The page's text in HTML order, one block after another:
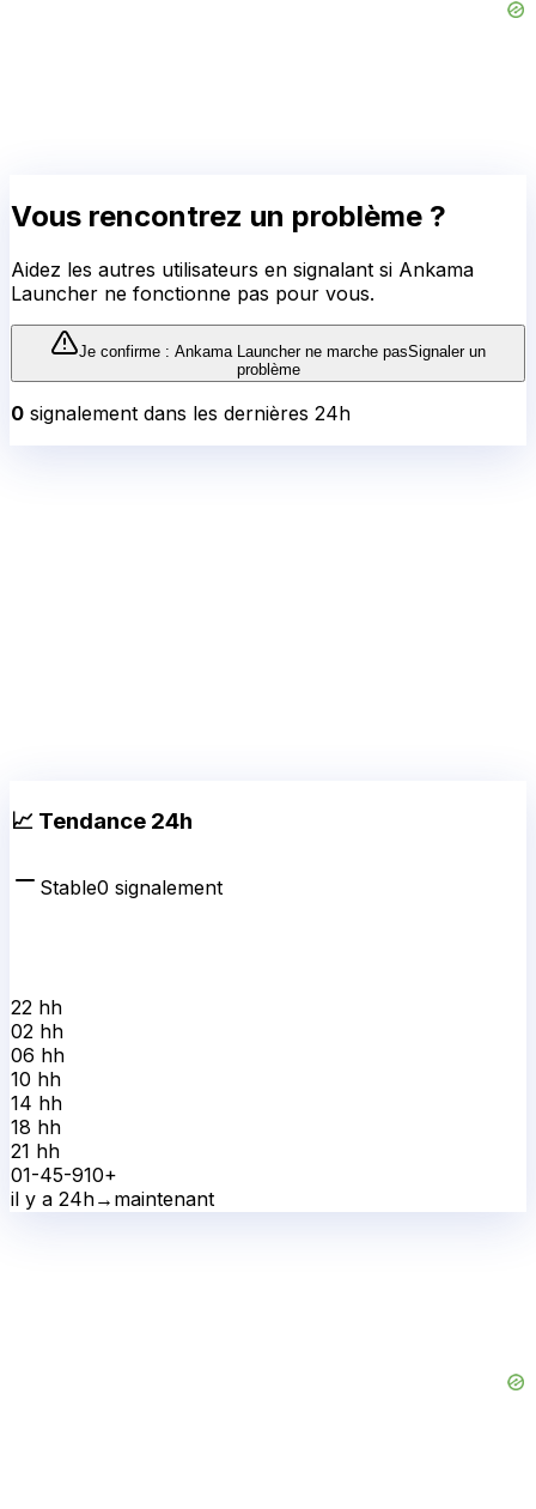
Vous rencontrez un problème ?
Aidez les autres utilisateurs en signalant si Ankama
Launcher ne fonctionne pas pour vous.
Je confirme : Ankama Launcherne marche pasSignaler un
problème
0 signalement dans les dernières 24h
📈 Tendance 24h
Stable0 signalement
22 hh
02 hh
06 hh
10 hh
14 hh
18 hh
21 hh
01-45-910+
il y a 24h→ maintenant